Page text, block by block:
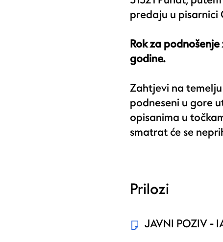
predaju u pisarnici
Rok za
godine.
Zahtjevi na
podneseni u gore
opisanima u
smatrat će se
Prilozi
JAVNI POZIV -